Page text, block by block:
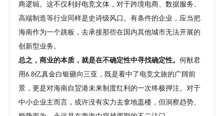
商逻辑。这不仅利好电竞文体，对于跨境电商、数据服务、
高端制造等行业同样是史诗级风口。有条件的企业，应当把
海南作为一个跳板，去承接那些在国内其他城市无法开展的
创新型业务。
总之，商业的本质，就是在不确定性中寻找确定性。 何猷君
用6.8亿真金白银砸向三亚，既是看中了电竞文旅的广阔前
景，更是对海南自贸港未来制度红利的一次终极押注。对于
中小企业主而言，或许没有实力去拿地盖楼，但洞察趋势、